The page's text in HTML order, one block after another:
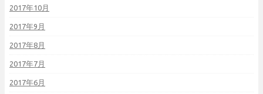
2017年10月
2017年9月
2017年8月
2017年7月
2017年6月